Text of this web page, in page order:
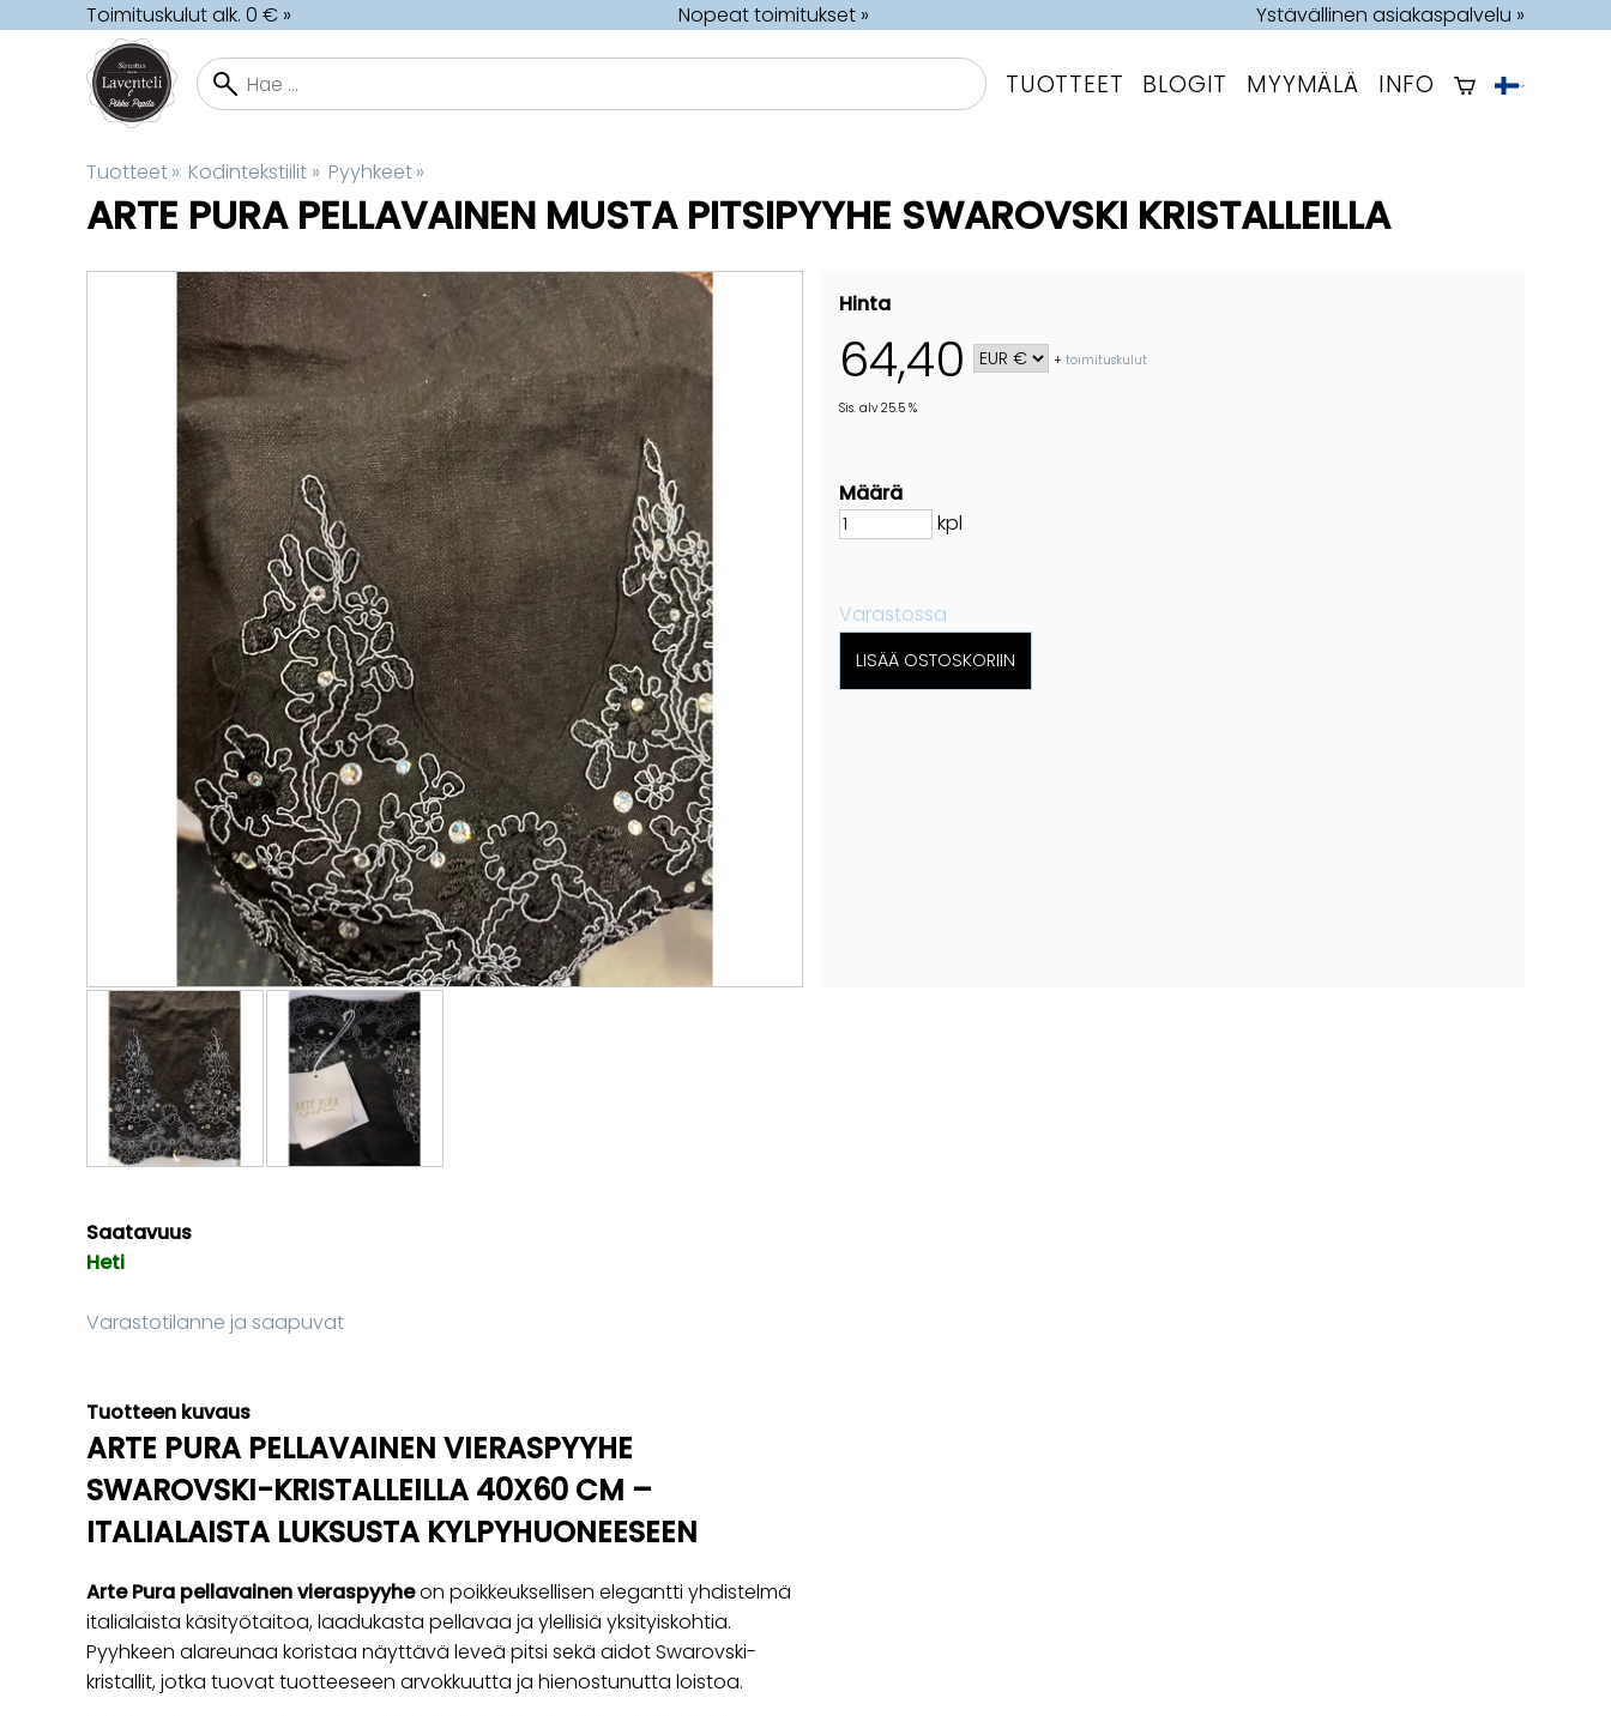
Toimituskulut alk. 0 € » Nopeat toimitukset » Ystävällinen asiakaspalvelu »
TUOTTEET BLOGIT MYYMÄLÄ INFO
Tuotteet‪» Kodintekstiilit ‪» Pyyhkeet‪»
ARTE PURA PELLAVAINEN MUSTA PITSIPYYHE SWAROVSKI KRISTALLEILLA
Hinta
64,40 +toimituskulut
Sis. alv 25.5 %
Määrä
kpl
Varastossa
Saatavuus
Heti
Varastotilanne ja saapuvat
Tuotteen kuvaus
ARTE PURA PELLAVAINEN VIERASPYYHE
SWAROVSKI-KRISTALLEILLA 40X60 CM –
ITALIALAISTA LUKSUSTA KYLPYHUONEESEEN
Arte Pura pellavainen vieraspyyheon poikkeuksellisen elegantti yhdistelmä
italialaista käsityötaitoa, laadukasta pellavaa ja ylellisiä yksityiskohtia.
Pyyhkeen alareunaa koristaa näyttävä leveä pitsi sekä aidot Swarovski-
kristallit, jotka tuovat tuotteeseen arvokkuutta ja hienostunutta loistoa.